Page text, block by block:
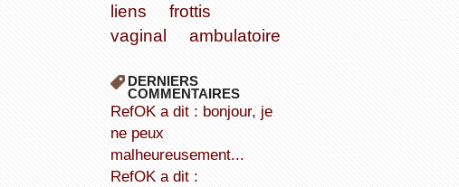
liens
frottis
vaginal
ambulatoire
DERNIERS
COMMENTAIRES
refOK a dit : bonjour, je
ne peux
malheureusement...
refOK a dit :